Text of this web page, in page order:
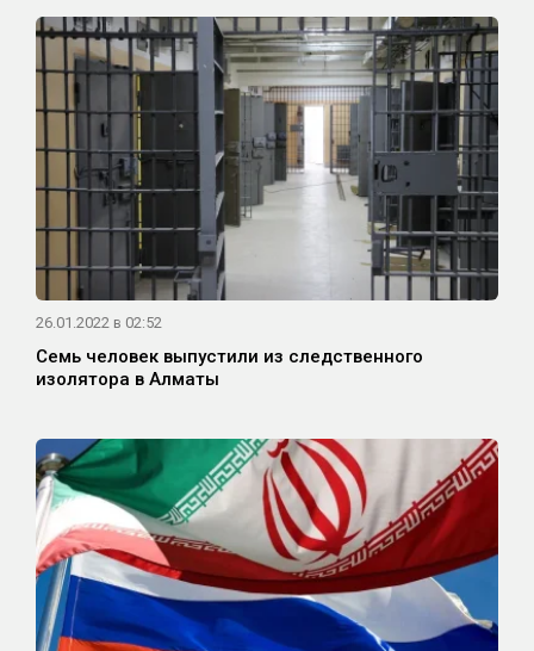
26.01.2022 в 02:52
Семь человек выпустили из следственного
изолятора в Алматы